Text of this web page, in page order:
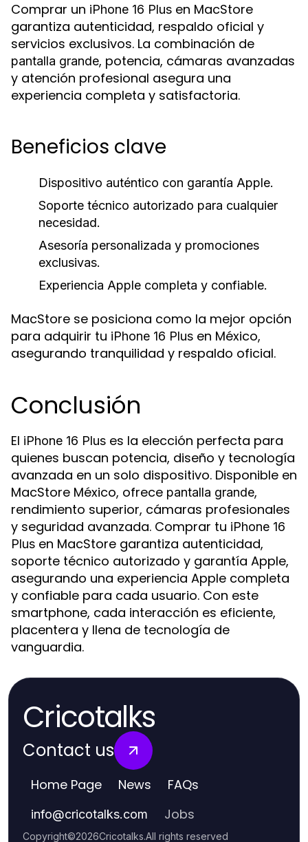
Comprar un iPhone 16 Plus en MacStore
garantiza autenticidad, respaldo oficial y
servicios exclusivos. La combinación de
pantalla grande, potencia, cámaras avanzadas
y atención profesional asegura una
experiencia completa y satisfactoria.
Beneficios clave
Dispositivo auténtico con garantía Apple.
Soporte técnico autorizado para cualquier
necesidad.
Asesoría personalizada y promociones
exclusivas.
Experiencia Apple completa y confiable.
MacStore se posiciona como la mejor opción
para adquirir tu iPhone 16 Plus en México,
asegurando tranquilidad y respaldo oficial.
Conclusión
El iPhone 16 Plus es la elección perfecta para
quienes buscan potencia, diseño y tecnología
avanzada en un solo dispositivo. Disponible en
MacStore México, ofrece pantalla grande,
rendimiento superior, cámaras profesionales
y seguridad avanzada. Comprar tu iPhone 16
Plus en MacStore garantiza autenticidad,
soporte técnico autorizado y garantía Apple,
asegurando una experiencia Apple completa
y confiable para cada usuario. Con este
smartphone, cada interacción es eficiente,
placentera y llena de tecnología de
vanguardia.
Cricotalks
Contact us
Home Page News FAQs
info@cricotalks.com Jobs
Copyright©2026Cricotalks.All rights reserved